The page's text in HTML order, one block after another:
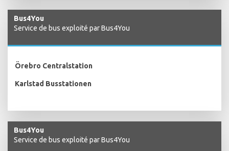
Bus4You
Service de bus exploité par Bus4You
Örebro Centralstation
Karlstad Busstationen
Bus4You
Service de bus exploité par Bus4You